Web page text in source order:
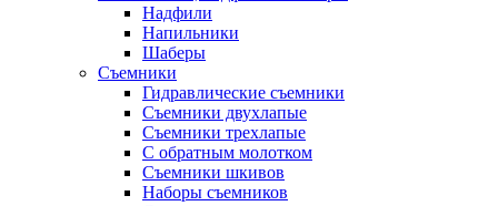
Надфили
Напильники
Шаберы
Съемники
Гидравлические съемники
Съемники двухлапые
Съемники трехлапые
С обратным молотком
Съемники шкивов
Наборы съемников